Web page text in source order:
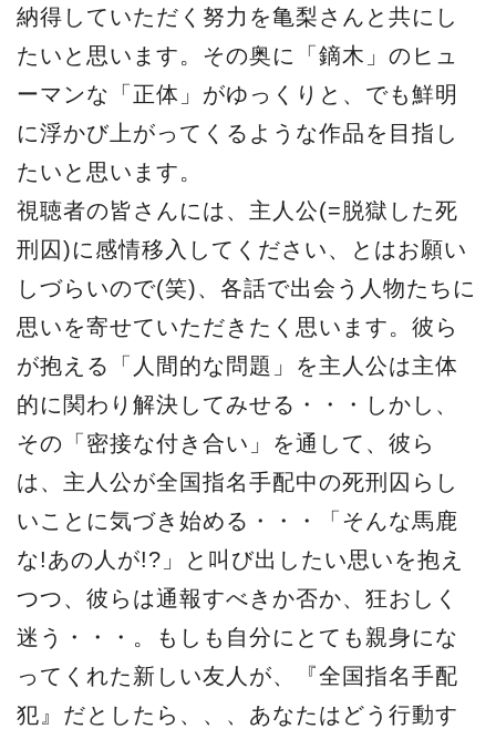
納得していただく努力を亀梨さんと共にし
たいと思います。その奥に「鏑木」のヒュ
ーマンな「正体」がゆっくりと、でも鮮明
に浮かび上がってくるような作品を目指し
たいと思います。
視聴者の皆さんには、主人公(=脱獄した死
刑囚)に感情移入してください、とはお願い
しづらいので(笑)、各話で出会う人物たちに
思いを寄せていただきたく思います。彼ら
が抱える「人間的な問題」を主人公は主体
的に関わり解決してみせる・・・しかし、
その「密接な付き合い」を通して、彼ら
は、主人公が全国指名手配中の死刑囚らし
いことに気づき始める・・・「そんな馬鹿
な!あの人が!?」と叫び出したい思いを抱え
つつ、彼らは通報すべきか否か、狂おしく
迷う・・・。もしも自分にとても親身にな
ってくれた新しい友人が、『全国指名手配
犯』だとしたら、、、あなたはどう行動す